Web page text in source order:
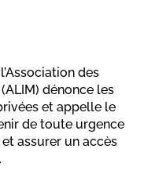
des
dénonce les
et appelle le
de toute urgence
assurer un accès